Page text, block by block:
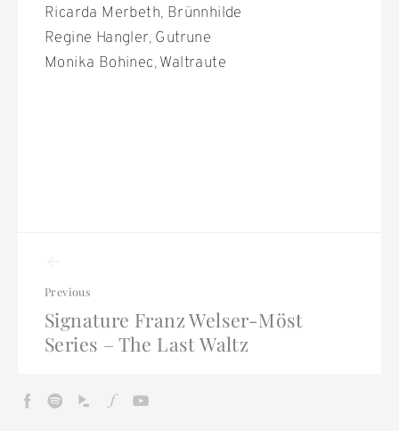
Ricarda Merbeth, Brünnhilde
Regine Hangler, Gutrune
Monika Bohinec, Waltraute
Previous
Signature Franz Welser-Möst
Series – The Last Waltz
Facebook Spotify Idagio Fidelio